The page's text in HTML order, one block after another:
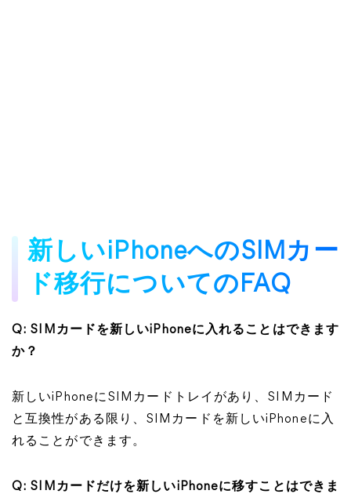
新しいiPhoneへのSIMカー
ド移行についてのFAQ
Q: SIMカードを新しいiPhoneに入れることはできます
か？
新しいiPhoneにSIMカードトレイがあり、SIMカード
と互換性がある限り、SIMカードを新しいiPhoneに入
れることができます。
Q: SIMカードだけを新しいiPhoneに移すことはできま